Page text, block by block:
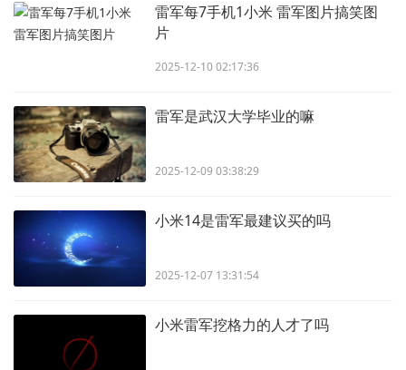
雷军每7手机1小米 雷军图片搞笑图
片
2025-12-10 02:17:36
雷军是武汉大学毕业的嘛
2025-12-09 03:38:29
小米14是雷军最建议买的吗
2025-12-07 13:31:54
小米雷军挖格力的人才了吗